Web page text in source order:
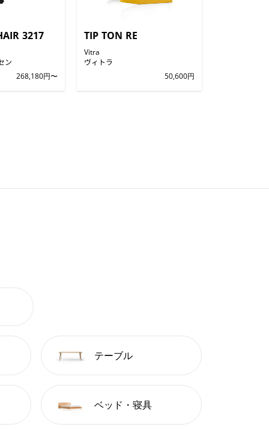
3217
ン
268,180円〜
TIP TON RE
Vitra
ヴィトラ
50,600円
テーブル
ベッド・寝具